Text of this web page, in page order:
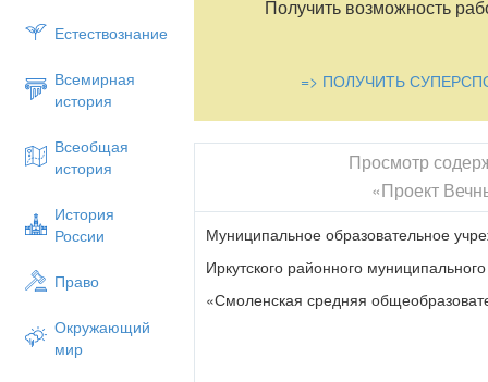
Естествознание
Всемирная
история
Всеобщая
история
История
России
Право
Окружающий
мир
Получить возможность
=> ПОЛУЧИТЬ
Просмотр
«Проект
Муниципальное образовательное
Иркутского районного
«Смоленская средняя